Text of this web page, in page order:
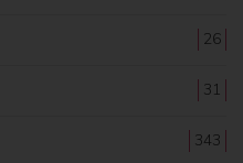
26
31
343